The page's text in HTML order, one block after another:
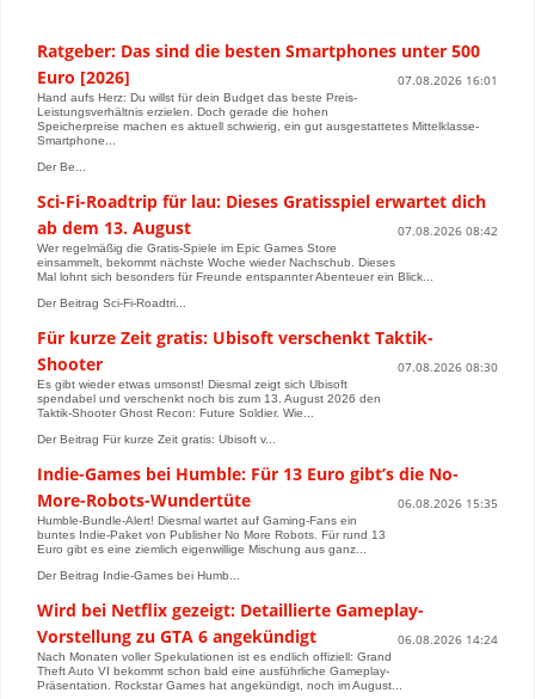
Ratgeber: Das sind die besten Smartphones unter 500
Euro [2026]
07.08.2026 16:01
Hand aufs Herz: Du willst für dein Budget das beste Preis-
Leistungsverhältnis erzielen. Doch gerade die hohen
Speicherpreise machen es aktuell schwierig, ein gut ausgestattetes Mittelklasse-
Smartphone...
Der Be...
Sci-Fi-Roadtrip für lau: Dieses Gratisspiel erwartet dich
ab dem 13. August
07.08.2026 08:42
Wer regelmäßig die Gratis-Spiele im Epic Games Store
einsammelt, bekommt nächste Woche wieder Nachschub. Dieses
Mal lohnt sich besonders für Freunde entspannter Abenteuer ein Blick...
Der Beitrag Sci-Fi-Roadtri...
Für kurze Zeit gratis: Ubisoft verschenkt Taktik-
Shooter
07.08.2026 08:30
Es gibt wieder etwas umsonst! Diesmal zeigt sich Ubisoft
spendabel und verschenkt noch bis zum 13. August 2026 den
Taktik-Shooter Ghost Recon: Future Soldier. Wie...
Der Beitrag Für kurze Zeit gratis: Ubisoft v...
Indie-Games bei Humble: Für 13 Euro gibt’s die No-
More-Robots-Wundertüte
06.08.2026 15:35
Humble-Bundle-Alert! Diesmal wartet auf Gaming-Fans ein
buntes Indie-Paket von Publisher No More Robots. Für rund 13
Euro gibt es eine ziemlich eigenwillige Mischung aus ganz...
Der Beitrag Indie-Games bei Humb...
Wird bei Netflix gezeigt: Detaillierte Gameplay-
Vorstellung zu GTA 6 angekündigt
06.08.2026 14:24
Nach Monaten voller Spekulationen ist es endlich offiziell: Grand
Theft Auto VI bekommt schon bald eine ausführliche Gameplay-
Präsentation. Rockstar Games hat angekündigt, noch im August...